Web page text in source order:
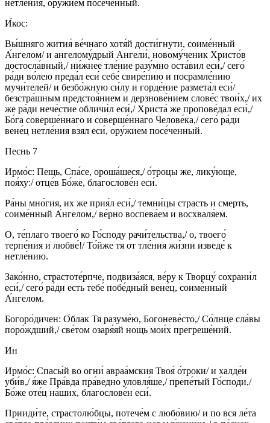
нетле́ния, ору́жием посе́ченный.
И́кос:
Вы́шняго жития́ ве́чнаго хотя́й дости́гнути, соиме́нный
А́нгелом/ и ангелому́дрый Ангели́, новому́ченик Христо́в
достосла́вный,/ ни́жнее тле́ние разу́мно оста́вил еси́,/ сего́
ра́ди во́лею преда́л еси́ себе́ свире́пию и посрамле́нию
мучи́телей/ и безбо́жную си́лу и горде́ние размета́л еси́/
безстра́шным предстоя́нием и дерзнове́нием слове́с твои́х,/ их
же ра́ди нече́стие обличи́л еси́,/ Христа́ же пропове́дал еси́,/
Бо́га соверше́ннаго и соверше́ннаго Челове́ка,/ сего́ ра́ди
вене́ц нетле́ния взял еси́, ору́жием посе́ченный.
Песнь 7
Ирмо́с: Пещь, Спа́се, ороша́шеся,/ о́троцы же, лику́юще,
поя́ху:/ отце́в Бо́же, благослове́н еси́.
Ра́ны мно́гия, их же прия́л еси́,/ темни́цы страсть и смерть,
соиме́нный А́нгелом,/ ве́рно воспева́ем и восхваля́ем.
О, те́плаго твоего́ ко Го́споду рачи́тельства,/ о, твоего́
терпе́ния и любве́!/ То́йже тя от тле́ния жи́зни изведе́ к
нетле́нию.
Зако́нно, страстоте́рпче, подвиза́яся, ве́ру к Творцу́ сохрани́л
еси́,/ сего́ ра́ди есть тебе́ побе́дный вене́ц, соиме́нный
А́нгелом.
Богоро́дичен: О́блак Тя разуме́ю, Богоневе́сто,/ Со́лнце сла́вы
поро́ждший,/ све́том озаря́яй нощь мои́х прегреше́ний.
Ин
Ирмо́с: Спасы́й во огни́ авраа́мския Твоя́ о́троки/ и халде́и
уби́в,/ я́же Пра́вда пра́ведно уловля́ше,/ препе́тый Го́споди,/
Бо́же оте́ц на́ших, благослове́н еси́.
Прииди́те, страстолю́бцы, потече́м с любо́вию/ и по вся ле́та